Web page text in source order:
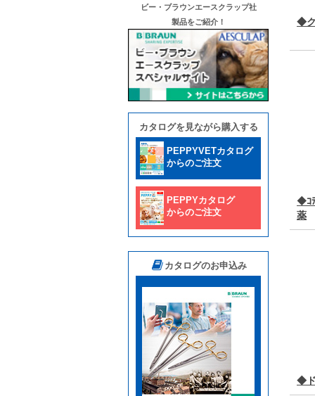
ビー・ブラウンエースクラップ社
製品をご紹介！
カタログを見ながら購入する
PEPPYVETカタログ
からのご注文
PEPPYカタログ
からのご注文
カタログのお申込み
◆ク
◆ｺﾃ
薬
◆ド